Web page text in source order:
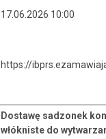
17.06.2026 10:00
https://
Dostawę sadzonek
włókniste do